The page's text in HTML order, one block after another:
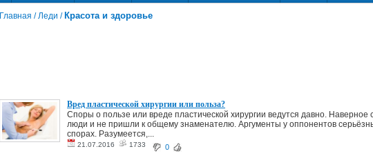
Главная /Леди / Красота и здоровье
Вред пластической хирургии или польза?
Споры о пользе или вреде пластической хирургии ведутся давно.
люди и не пришли к общему знаменателю. Аргументы у оппонентов
спорах. Разумеется,...
21.07.2016 1733 0